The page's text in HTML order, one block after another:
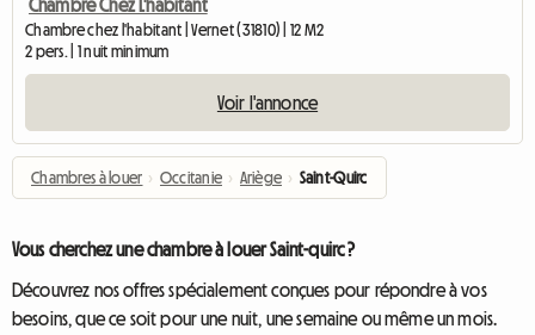
Chambre Chez L'habitant
Chambre chez l'habitant | Vernet (31810) | 12 M2
2 pers. | 1 nuit minimum
Voir l'annonce
Chambres à louer › Occitanie › Ariège › Saint-Quirc
Vous cherchez une chambre à louer Saint-quirc ?
Découvrez nos offres spécialement conçues pour répondre à vos
besoins, que ce soit pour une nuit, une semaine ou même un mois.